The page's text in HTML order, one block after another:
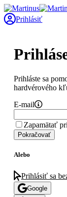
Prihlásiť
Prihláste sa
hardvérového
E-mail
Zapamätať
Pokračovať
Alebo
Prihlásiť sa
Google